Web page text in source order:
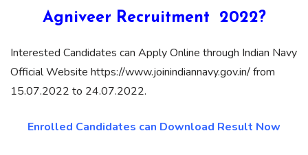
Agniveer Recruitment 2022?
Interested Candidates can Apply Online through Indian Navy
Official Website https://www.joinindiannavy.gov.in/ from
15.07.2022 to 24.07.2022.
Enrolled Candidates can Download Result Now